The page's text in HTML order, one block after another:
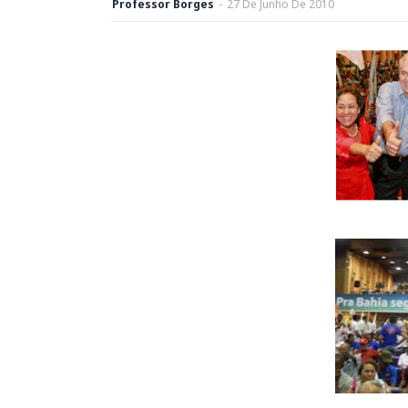
Professor Borges - 27 De Junho De 2010